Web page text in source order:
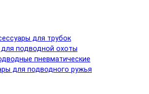
для трубок
подводной охоты
пневматические
для подводного ружья